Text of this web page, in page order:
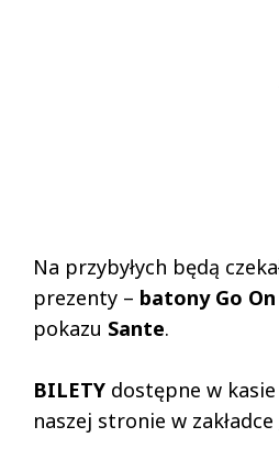
Na przybyłych będą
prezenty – batony Go On
pokazu Sante.
BILETY dostępne w
naszej stronie w zakładce